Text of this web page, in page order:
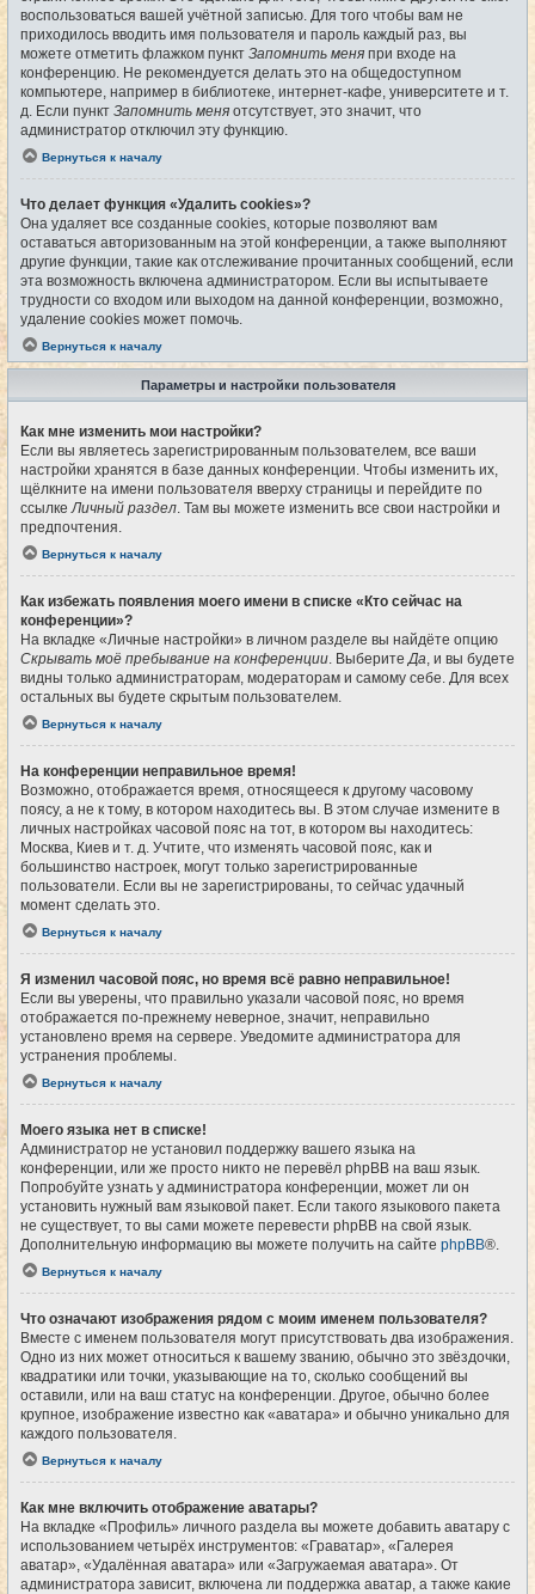
воспользоваться вашей учётной записью. Для того чтобы вам не
приходилось вводить имя пользователя и пароль каждый раз, вы
можете отметить флажком пункт Запомнить меня при входе на
конференцию. Не рекомендуется делать это на общедоступном
компьютере, например в библиотеке, интернет-кафе, университете и т.
д. Если пункт Запомнить меня отсутствует, это значит, что
администратор отключил эту функцию.
Вернуться к началу
Что делает функция «Удалить cookies»?
Она удаляет все созданные cookies, которые позволяют вам
оставаться авторизованным на этой конференции, а также выполняют
другие функции, такие как отслеживание прочитанных сообщений, если
эта возможность включена администратором. Если вы испытываете
трудности со входом или выходом на данной конференции, возможно,
удаление cookies может помочь.
Вернуться к началу
Параметры и настройки пользователя
Как мне изменить мои настройки?
Если вы являетесь зарегистрированным пользователем, все ваши
настройки хранятся в базе данных конференции. Чтобы изменить их,
щёлкните на имени пользователя вверху страницы и перейдите по
ссылкеЛичный раздел. Там вы можете изменить все свои настройки и
предпочтения.
Вернуться к началу
Как избежать появления моего имени в списке «Кто сейчас на
конференции»?
На вкладке «Личные настройки» в личном разделе вы найдёте опцию
Скрывать моё пребывание на конференции. ВыберитеДа, и вы будете
видны только администраторам, модераторам и самому себе. Для всех
остальных вы будете скрытым пользователем.
Вернуться к началу
На конференции неправильное время!
Возможно, отображается время, относящееся к другому часовому
поясу, а не к тому, в котором находитесь вы. В этом случае измените в
личных настройках часовой пояс на тот, в котором вы находитесь:
Москва, Киев и т. д. Учтите, что изменять часовой пояс, как и
большинство настроек, могут только зарегистрированные
пользователи. Если вы не зарегистрированы, то сейчас удачный
момент сделать это.
Вернуться к началу
Я изменил часовой пояс, но время всё равно неправильное!
Если вы уверены, что правильно указали часовой пояс, но время
отображается по-прежнему неверное, значит, неправильно
установлено время на сервере. Уведомите администратора для
устранения проблемы.
Вернуться к началу
Моего языка нет в списке!
Администратор не установил поддержку вашего языка на
конференции, или же просто никто не перевёл phpBB на ваш язык.
Попробуйте узнать у администратора конференции, может ли он
установить нужный вам языковой пакет. Если такого языкового пакета
не существует, то вы сами можете перевести phpBB на свой язык.
Дополнительную информацию вы можете получить на сайте phpBB®.
Вернуться к началу
Что означают изображения рядом с моим именем пользователя?
Вместе с именем пользователя могут присутствовать два изображения.
Одно из них может относиться к вашему званию, обычно это звёздочки,
квадратики или точки, указывающие на то, сколько сообщений вы
оставили, или на ваш статус на конференции. Другое, обычно более
крупное, изображение известно как «аватара» и обычно уникально для
каждого пользователя.
Вернуться к началу
Как мне включить отображение аватары?
На вкладке «Профиль» личного раздела вы можете добавить аватару с
использованием четырёх инструментов: «Граватар», «Галерея
аватар», «Удалённая аватара» или «Загружаемая аватара». От
администратора зависит, включена ли поддержка аватар, а также какие